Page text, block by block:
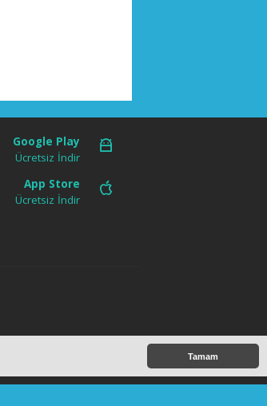
Tamam
Google Play
Ücretsiz İndir
App Store
Ücretsiz İndir